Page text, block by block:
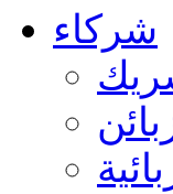
شركاء